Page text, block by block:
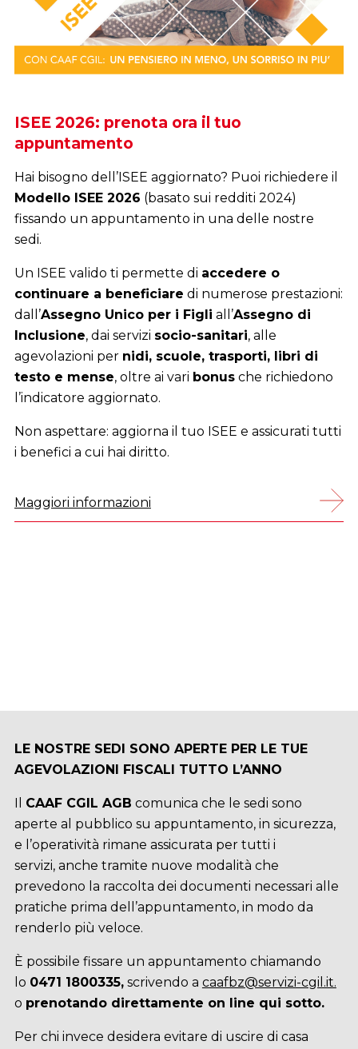
Detrazioni, rimborsi e meno pensieri:
prenota il tuo 730/2026
Affidati ai professionisti delCaaf CGILper
compilare ilModello 730in modo sicuro e senza
errori.
Ti aiutiamo a verificare tutte le spese detraibili e a
Presentare il 730 in anticipo significaricevere
prima i rimborsi dovutie può essere conveniente
anche per chi non ha l’obbligo di dichiarazione, per
recuperare detrazioni e deduzioni.
Prenotare è semplice: scegli la sede più vicina e
online o tramite l’App DigitaCGIL .
LE NOSTRE SEDI SONO APERTE PER LE TUE
AGEVOLAZIONI FISCALI TUTTO L’ANNO
CAAF CGIL AGB comunica che le sedi sono
aperte al pubblico su appuntamento, in sicurezza,
e l’operatività rimane assicurata per tutti i
servizi, anche tramite nuove modalità che
prevedono la raccolta dei documenti necessari alle
pratiche prima dell’appuntamento, in modo da
renderlo più veloce.
È possibile fissare un appuntamento chiamando
lo 0471 1800335,scrivendo a caafbz@servizi-cgil.it.
o prenotando direttamente on line qui sotto.
Per chi invece desidera evitare di uscire di casa